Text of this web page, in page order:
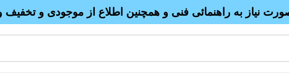
نیاز به راهنمائی فنی و همچنین اطلاع از موجودی و تخفیف